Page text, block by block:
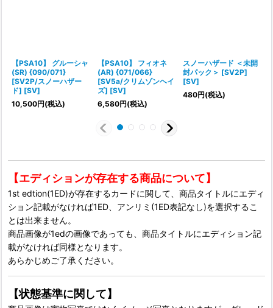
【PSA10】 グルーシャ
(SR) {090/071}
[SV2P/スノーハザー
ド] [SV]
10,500円(税込)
【PSA10】 フィオネ
(AR) {071/066}
[SV5a/クリムゾンヘイ
ズ] [SV]
6,580円(税込)
スノーハザード ＜未開
封パック＞ [SV2P]
[SV]
480円(税込)
【エディションが存在する商品について】
1st edtion(1ED)が存在するカードに関して、商品タイトルにエディ
ション記載がなければ1ED、アンリミ(1ED表記なし)を選択するこ
とは出来ません。
商品画像が1edの画像であっても、商品タイトルにエディション記
載がなければ同様となります。
あらかじめご了承ください。
【状態基準に関して】